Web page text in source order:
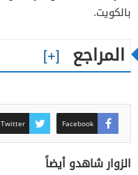
بالكويت.
المراجع
Facebook
Twitter
الزوار شاهدو أيضاً